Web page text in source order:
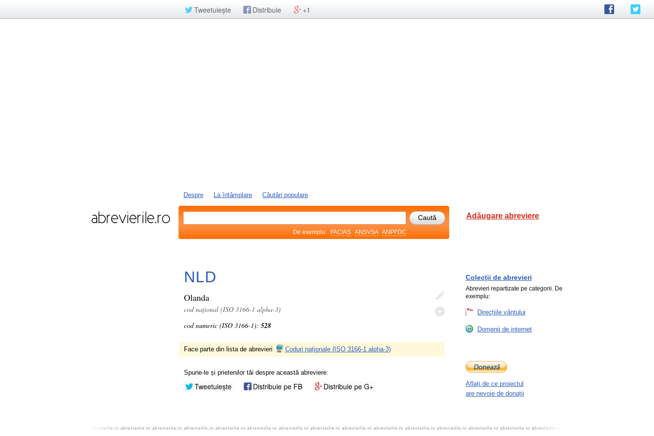
Tweetuiește Distribuie +1
Despre La întâmplare Căutări populare
De exemplu: FACIAS ANSVSA ANPFDC
Adăugare abreviere
NLD
Olanda
cod național (ISO 3166-1 alpha-3)
cod numeric (ISO 3166-1): 528
Face parte din lista de abrevieri Coduri naționale (ISO 3166-1 alpha-3)
Spune-le și prietenilor tăi despre această abreviere:
Tweetuiește Distribuie pe FB Distribuie pe G+
Colecții de abrevieri
Abrevieri repartizate pe categorii. De
exemplu:
Direcțiile vântului
Domenii de internet
Aflați de ce proiectul
are nevoie de donații